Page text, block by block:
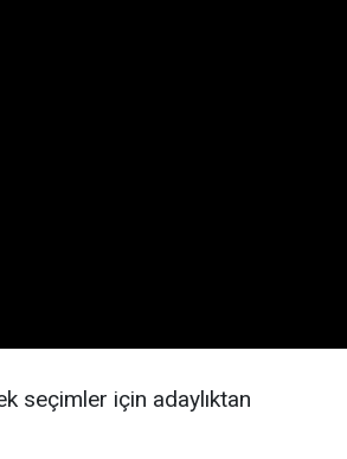
seçimler için adaylıktan